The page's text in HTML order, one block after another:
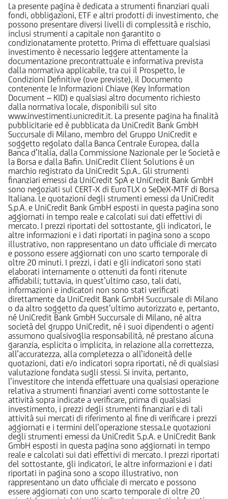
La presente pagina è dedicata a strumenti finanziari quali
fondi, obbligazioni, ETF e altri prodotti di investimento, che
possono presentare diversi livelli di complessità e rischio,
inclusi strumenti a capitale non garantito o
condizionatamente protetto. Prima di effettuare qualsiasi
investimento è necessario leggere attentamente la
documentazione precontrattuale e informativa prevista
dalla normativa applicabile, tra cui il Prospetto, le
Condizioni Definitive (ove previste), il Documento
contenente le Informazioni Chiave (Key Information
Document – KID) e qualsiasi altro documento richiesto
dalla normativa locale, disponibili sul sito
www.investimenti.unicredit.it. La presente pagina ha finalità
pubblicitarie ed è pubblicata da UniCredit Bank GmbH
Succursale di Milano, membro del Gruppo UniCredit e
soggetto regolato dalla Banca Centrale Europea, dalla
Banca d’Italia, dalla Commissione Nazionale per le Società e
la Borsa e dalla Bafin. UniCredit Client Solutions è un
marchio registrato da UniCredit S.p.A.. Gli strumenti
finanziari emessi da UniCredit SpA e UniCredit Bank GmbH
sono negoziati sul CERT-X di EuroTLX o SeDeX-MTF di Borsa
Italiana. Le quotazioni degli strumenti emessi da UniCredit
S.p.A. e UniCredit Bank GmbH esposti in questa pagina sono
aggiornati in tempo reale e calcolati sui dati effettivi di
mercato. I prezzi riportati del sottostante, gli indicatori, le
altre informazioni e i dati riportati in pagina sono a scopo
illustrativo, non rappresentano un dato ufficiale di mercato
e possono essere aggiornati con uno scarto temporale di
oltre 20 minuti. I prezzi, i dati e gli indicatori sono stati
elaborati internamente o ottenuti da fonti ritenute
affidabili; tuttavia, in quest’ultimo caso, tali dati,
informazioni e indicatori non sono stati verificati
direttamente da UniCredit Bank GmbH Succursale di Milano
o da altro soggetto da quest’ultimo autorizzato e, pertanto,
né UniCredit Bank GmbH Succursale di Milano, né altra
società del gruppo UniCredit, né i suoi dipendenti o agenti
assumono qualsivoglia responsabilità, né prestano alcuna
garanzia, esplicita o implicita, in relazione alla correttezza,
all’accuratezza, alla completezza o all’idoneità delle
quotazioni, dati e/o indicatori sopra riportati, né di qualsiasi
valutazione fondata sugli stessi. Si invita, pertanto,
l’investitore che intenda effettuare una qualsiasi operazione
relativa a strumenti finanziari aventi come sottostante le
attività sopra indicate a verificare, prima di qualsiasi
investimento, i prezzi degli strumenti finanziari e di tali
attività sui mercati di riferimento al fine di verificare i prezzi
aggiornati e i termini dell’operazione stessa.Le quotazioni
degli strumenti emessi da UniCredit S.p.A. e UniCredit Bank
GmbH esposti in questa pagina sono aggiornati in tempo
reale e calcolati sui dati effettivi di mercato. I prezzi riportati
del sottostante, gli indicatori, le altre informazioni e i dati
riportati in pagina sono a scopo illustrativo, non
rappresentano un dato ufficiale di mercato e possono
essere aggiornati con uno scarto temporale di oltre 20